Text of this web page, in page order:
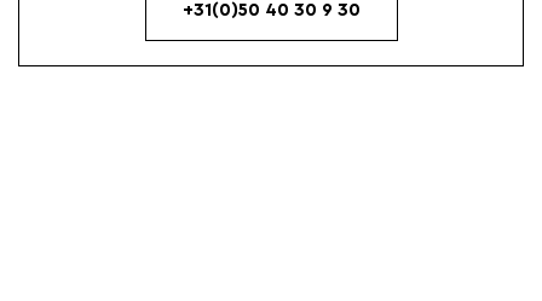
+31(0)50 40 30 9 30